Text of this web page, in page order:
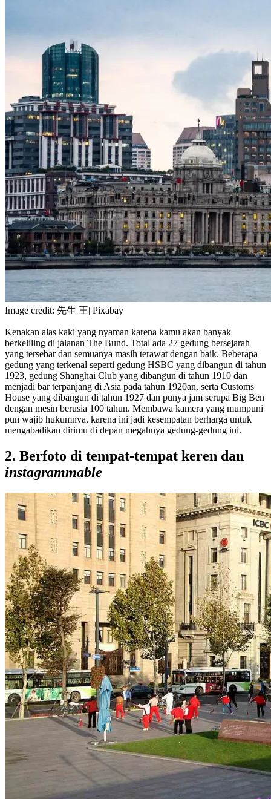
Image credit: 先生 王| Pixabay
Kenakan alas kaki yang nyaman karena kamu akan banyak
berkeliling di jalanan The Bund. Total ada 27 gedung bersejarah
yang tersebar dan semuanya masih terawat dengan baik. Beberapa
gedung yang terkenal seperti gedung HSBC yang dibangun di tahun
1923, gedung Shanghai Club yang dibangun di tahun 1910 dan
menjadi bar terpanjang di Asia pada tahun 1920an, serta Customs
House yang dibangun di tahun 1927 dan punya jam serupa Big Ben
dengan mesin berusia 100 tahun. Membawa kamera yang mumpuni
pun wajib hukumnya, karena ini jadi kesempatan berharga untuk
mengabadikan dirimu di depan megahnya gedung-gedung ini.
2. Berfoto di tempat-tempat keren dan
instagrammable